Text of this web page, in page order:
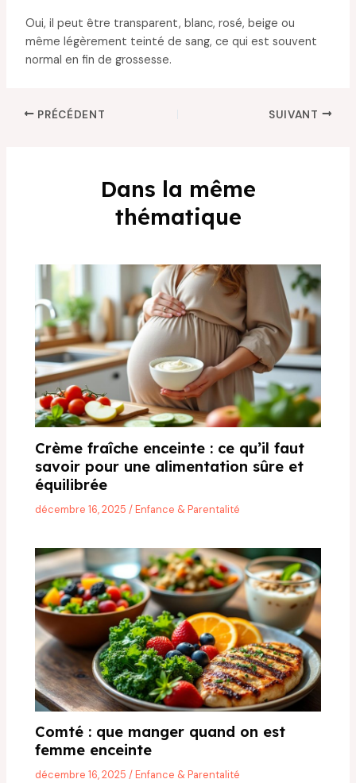
Oui, il peut être transparent, blanc, rosé, beige ou
même légèrement teinté de sang, ce qui est souvent
normal en fin de grossesse.
PRÉCÉDENT SUIVANT
Dans la même
thématique
Crème fraîche enceinte : ce qu’il faut
savoir pour une alimentation sûre et
équilibrée
décembre 16, 2025/Enfance & Parentalité
Comté : que manger quand on est
femme enceinte
décembre 16, 2025/Enfance & Parentalité